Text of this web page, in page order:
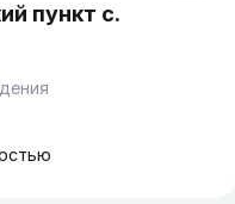
пункт с.